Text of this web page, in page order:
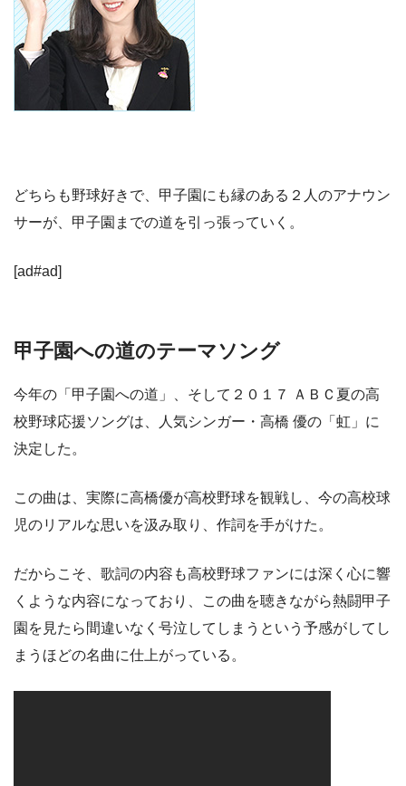
どちらも野球好きで、甲子園にも縁のある２人のアナウン
サーが、甲子園までの道を引っ張っていく。
[ad#ad]
甲子園への道のテーマソング
今年の「甲子園への道」、そして２０１７ ＡＢＣ夏の高
校野球応援ソングは、人気シンガー・高橋 優の「虹」に
決定した。
この曲は、実際に高橋優が高校野球を観戦し、今の高校球
児のリアルな思いを汲み取り、作詞を手がけた。
だからこそ、歌詞の内容も高校野球ファンには深く心に響
くような内容になっており、この曲を聴きながら熱闘甲子
園を見たら間違いなく号泣してしまうという予感がしてし
まうほどの名曲に仕上がっている。